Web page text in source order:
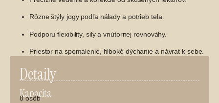
Rôzne štýly jogy podľa nálady a potrieb tela.
Podporu flexibility, sily a vnútornej rovnováhy.
Priestor na spomalenie, hlboké dýchanie a návrat k sebe.
Detaily
Kapacita
8 osôb